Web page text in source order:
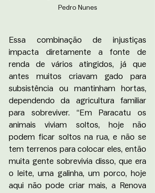
Pedro Nunes
Essa combinação de injustiças
impacta diretamente a fonte de
renda de vários atingidos, já que
antes muitos criavam gado para
subsistência ou mantinham hortas,
dependendo da agricultura familiar
para sobreviver. “Em Paracatu os
animais viviam soltos, hoje não
podem ficar soltos na rua, e não se
tem terrenos para colocar eles, então
muita gente sobrevivia disso, que era
o leite, uma galinha, um porco, hoje
aqui não pode criar mais, a Renova